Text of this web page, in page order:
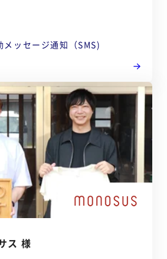
メッセージ通知（SMS)
ス 様